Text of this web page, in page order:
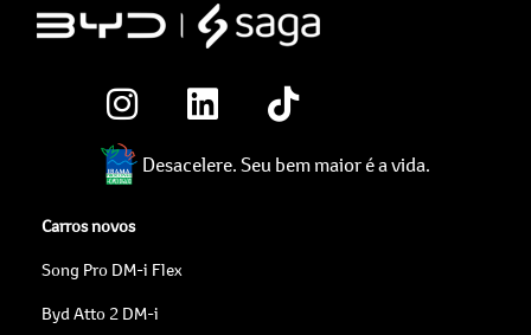
Desacelere. Seu bem maior é a vida.
Carros novos
Song Pro DM-i Flex
Byd Atto 2 DM-i